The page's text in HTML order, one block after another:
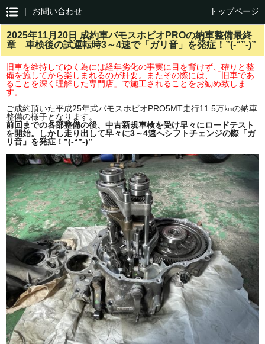
| お問い合わせ トップページ
2025年11月20日 成約車バモスホビオPROの納車整備最終
章 車検後の試運転時3～4速で「ガリ音」を発症！”(-“”-)”
旧車を維持してゆく為には経年劣化の事実に目を背けず、確りと整
備を施してから楽しまれるのが肝要。またその際には、「旧車であ
ることを深く理解した専門店」で施工されることをお勧め致しま
す。
ご成約頂いた平成25年式バモスホビオPRO5MT走行11.5万㎞の納車
整備の様子となります。
前回までの各部整備の後、中古新規車検を受け早々にロードテスト
を開始。しかし走り出して早々に3～4速へシフトチェンジの際「ガ
リ音」を発症！”(-“”-)”